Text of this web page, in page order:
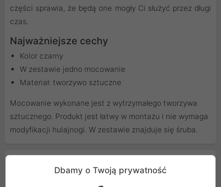
części sprawia, że będą one mogły Ci służyć przez długi
czas.
Najważniejsze cechy
Kolor czarny
W zestawie jedno mocowanie
Materiał: tworzywo sztuczne
Mocowanie wykonane jest z wytrzymałego tworzywa
sztucznego. Produkt jest łatwy w montażu i nie wymaga
modyfikacji hulajnogi. W zestawie znajduje się śruba.
Cechy produktuDbamy o Twoją prywatność